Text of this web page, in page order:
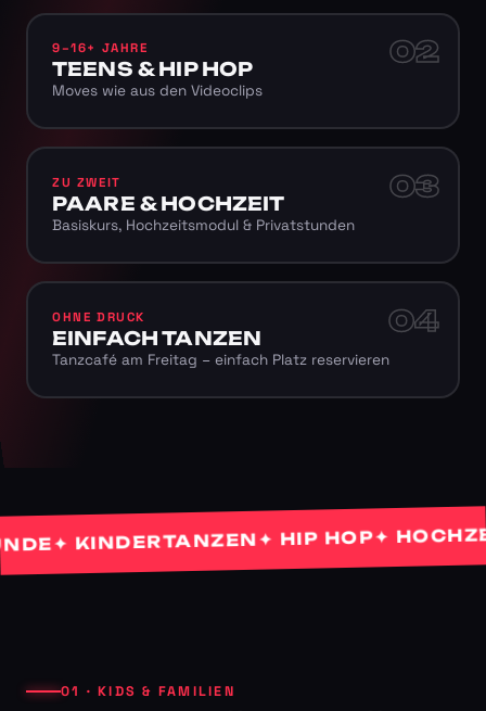
02
9–16+ JAHRE
TEENS & HIP HOP
Moves wie aus den Videoclips
03
ZU ZWEIT
PAARE & HOCHZEIT
Basiskurs, Hochzeitsmodul & Privatstunden
04
OHNE DRUCK
EINFACH TANZEN
Tanzcafé am Freitag – einfach Platz reservieren
✦ KINDERTANZEN✦ HIP HOP ✦
01 · KIDS & FAMILIEN